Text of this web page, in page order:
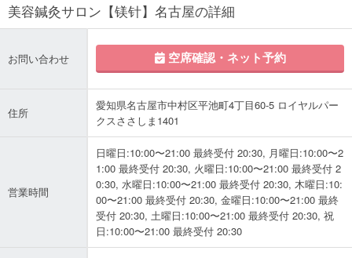
美容鍼灸サロン【镁针】名古屋の詳細
お問い合わせ 空席確認・ネット予約
住所
愛知県名古屋市中村区平池町4丁目60-5 ロイヤルパー
クスささしま1401
営業時間
日曜日:10:00〜21:00 最終受付 20:30, 月曜日:10:00〜2
1:00 最終受付 20:30, 火曜日:10:00〜21:00 最終受付 2
0:30, 水曜日:10:00〜21:00 最終受付 20:30, 木曜日:10:
00〜21:00 最終受付 20:30, 金曜日:10:00〜21:00 最終
受付 20:30, 土曜日:10:00〜21:00 最終受付 20:30, 祝
日:10:00〜21:00 最終受付 20:30